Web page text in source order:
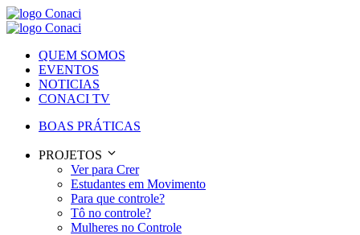
QUEM SOMOS
EVENTOS
NOTICIAS
CONACI TV
BOAS PRÁTICAS
PROJETOS
Ver para Crer
Estudantes em Movimento
Para que controle?
Tô no controle?
Mulheres no Controle